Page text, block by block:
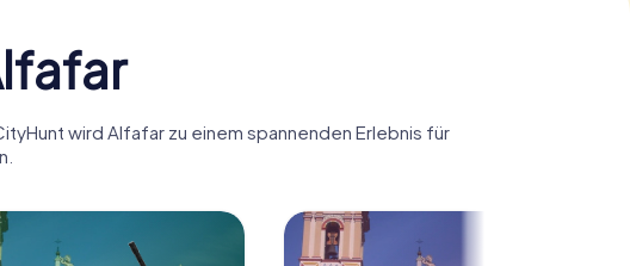
wird Alfafar zu einem spannenden Erlebnis für